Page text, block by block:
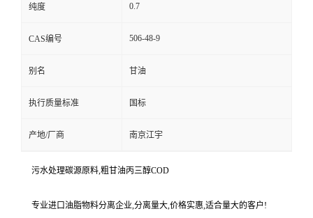
纯度 0.7
CAS编号 506-48-9
别名 甘油
执行质量标准 国标
产地/厂商 南京江宇
污水处理碳源原料,粗甘油丙三醇COD
专业进口油脂物料分离企业,分离量大,价格实惠,适合量大的客户!